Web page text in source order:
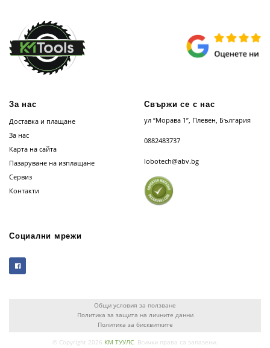
За нас
Доставка и плащане
За нас
Карта на сайта
Пазаруване на изплащане
Сервиз
Контакти
Свържи се с нас
ул “Морава 1”, Плевен, България
0882483737
lobotech@abv.bg
Социални мрежи
Общи условия за ползване
Политика за защита на личните данни
Политика за бисквитките
© Copyright 2026 КМ ТУУЛС. Всички права са запазени.